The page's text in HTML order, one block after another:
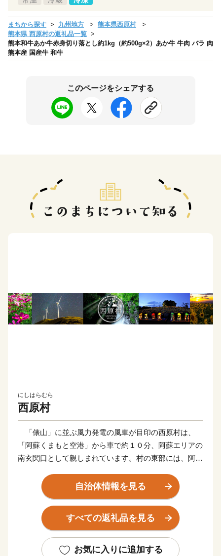
まちから探す 九州地方
熊本県西原村
熊本県 西原村の返礼品一覧
熊本和牛あか牛赤身切り落とし約1kg（約500g×2）あか牛 牛肉 バラ 肉
熊本産 国産牛 和牛
このページをシェアする
にしはらむら
西原村
「俵山」に並ぶ風力発電の風車が目印の西原村は、
「阿蘇くまもと空港」から車で約１０分、阿蘇エリアの
南玄関口として親しまれています。村の東部には、阿蘇
野焼きによって維持されている草原では牛が放牧され、
のどかな時間が流れています。
甘くてなめらかな舌ざわりが特徴のさつまいも「シル
クスイート」の栽培が盛んで、地元の店先には新鮮な農
折々の自然を楽しみ、味わえる村です。
自治体情報を見る
すべての返礼品を見る
お気に入りに追加する